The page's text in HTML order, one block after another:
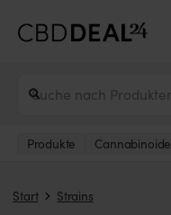
Produkte Cannabinoide
Start Strains